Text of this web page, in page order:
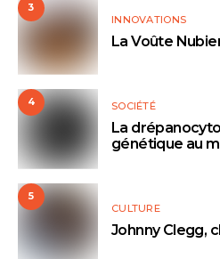
3
INNOVATIONS
La Voûte
4 SOCIÉTÉ
La
génétique au
5
CULTURE
Johnny Clegg,